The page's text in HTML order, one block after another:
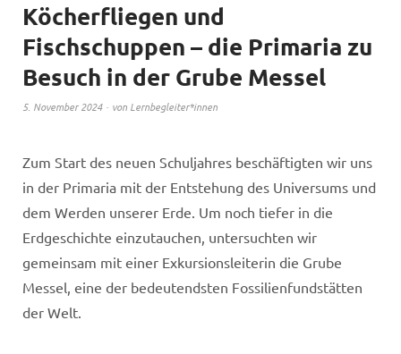
Köcherfliegen und
Fischschuppen – die Primaria zu
Besuch in der Grube Messel
5. November 2024 von Lernbegleiter*innen
Zum Start des neuen Schuljahres beschäftigten wir uns
in der Primaria mit der Entstehung des Universums und
dem Werden unserer Erde. Um noch tiefer in die
Erdgeschichte einzutauchen, untersuchten wir
gemeinsam mit einer Exkursionsleiterin die Grube
Messel, eine der bedeutendsten Fossilienfundstätten
der Welt.